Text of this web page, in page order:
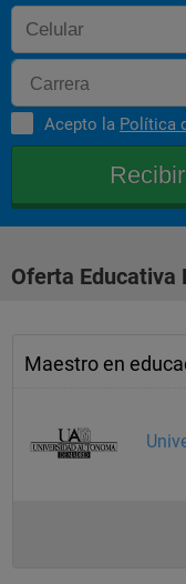
Acepto la Política
Oferta Educativa
Maestro en